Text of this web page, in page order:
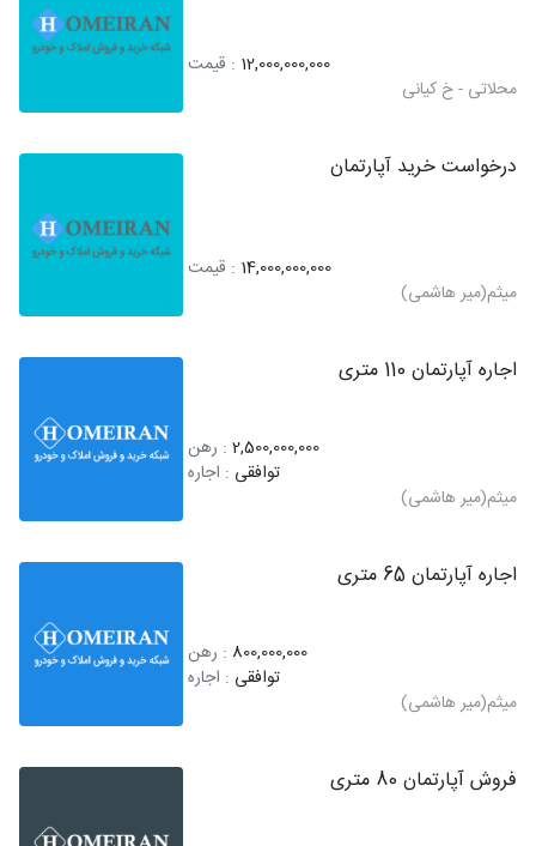
12,000,000,000 : قیمت
محلاتی - خ کیانی
درخواست خرید آپارتمان
14,000,000,000 : قیمت
میثم(میر هاشمی)
اجاره آپارتمان 110 متری
2,500,000,000 : رهن
توافقی : اجاره
میثم(میر هاشمی)
اجاره آپارتمان 65 متری
800,000,000 : رهن
توافقی : اجاره
میثم(میر هاشمی)
فروش آپارتمان 80 متری